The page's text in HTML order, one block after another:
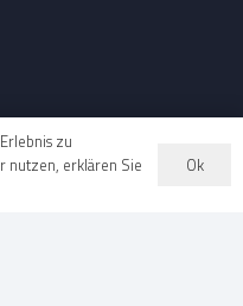
zu
nutzen, erklären Sie
Ok